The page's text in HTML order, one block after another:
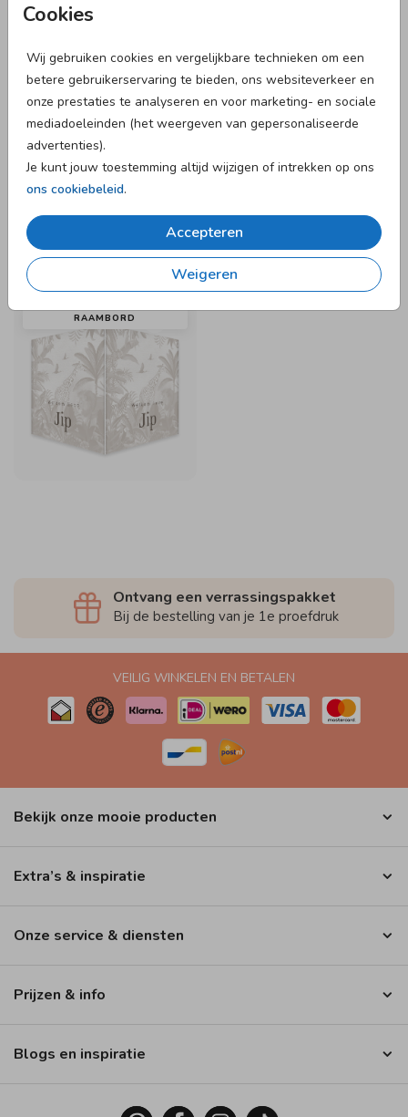
Cookies
Wij gebruiken cookies en vergelijkbare technieken om een
betere gebruikerservaring te bieden, ons websiteverkeer en
onze prestaties te analyseren en voor marketing- en sociale
mediadoeleinden (het weergeven van gepersonaliseerde
advertenties).
Je kunt jouw toestemming altijd wijzigen of intrekken op ons
ons cookiebeleid.
Accepteren
Weigeren
25 X 25 CM I MET
INVULPAGINA'S
VLAG
RAAMBORD
Ontvang een verrassingspakket
Bij de bestelling van je 1e proefdruk
VEILIG WINKELEN EN BETALEN
Bekijk onze mooie producten
Extra’s & inspiratie
Onze service & diensten
Prijzen & info
Blogs en inspiratie